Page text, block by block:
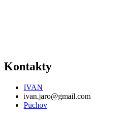
Kontakty
IVAN
ivan.jaro@gmail.com
Puchov